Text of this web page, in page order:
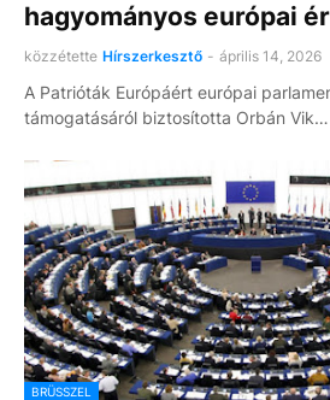
hagyományos európai
közzétette Hírszerkesztő - április 14, 2026
A Patrióták Európáért európai
támogatásáról biztosította Orbán Vik…
BRÜSSZEL